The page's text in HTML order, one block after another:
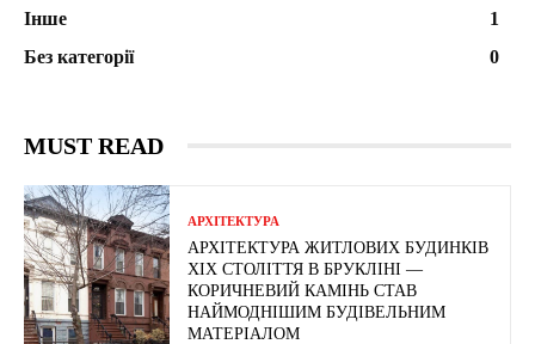
Інше
1
Без категорії
0
MUST READ
АРХІТЕКТУРА
АРХІТЕКТУРА ЖИТЛОВИХ БУДИНКІВ
ХІХ СТОЛІТТЯ В БРУКЛІНІ —
КОРИЧНЕВИЙ КАМІНЬ СТАВ
НАЙМОДНІШИМ БУДІВЕЛЬНИМ
МАТЕРІАЛОМ